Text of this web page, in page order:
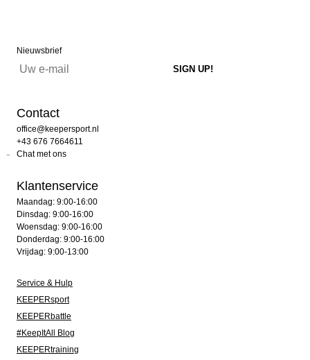
Nieuwsbrief
Contact
office@keepersport.nl
+43 676 7664611
Chat met ons
Klantenservice
Maandag: 9:00-16:00
Dinsdag: 9:00-16:00
Woensdag: 9:00-16:00
Donderdag: 9:00-16:00
Vrijdag: 9:00-13:00
Service & Hulp
KEEPERsport
KEEPERbattle
#KeepItAll Blog
KEEPERtraining